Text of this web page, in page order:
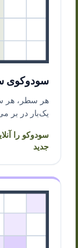
سودوکوی
یک‌بار در بر
سودوکو را
جدید